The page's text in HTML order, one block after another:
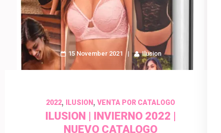
15 November 2021 Ilusion
2022, ILUSION , VENTA POR CATALOGO
ILUSION | INVIERNO 2022 |
NUEVO CATALOGO